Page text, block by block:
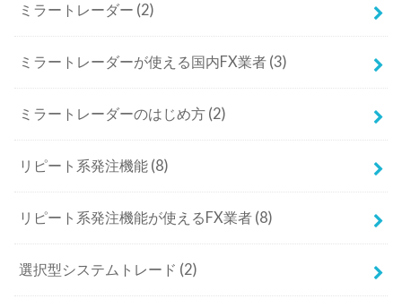
ミラートレーダー (2)
ミラートレーダーが使える国内FX業者 (3)
ミラートレーダーのはじめ方 (2)
リピート系発注機能 (8)
リピート系発注機能が使えるFX業者 (8)
選択型システムトレード (2)